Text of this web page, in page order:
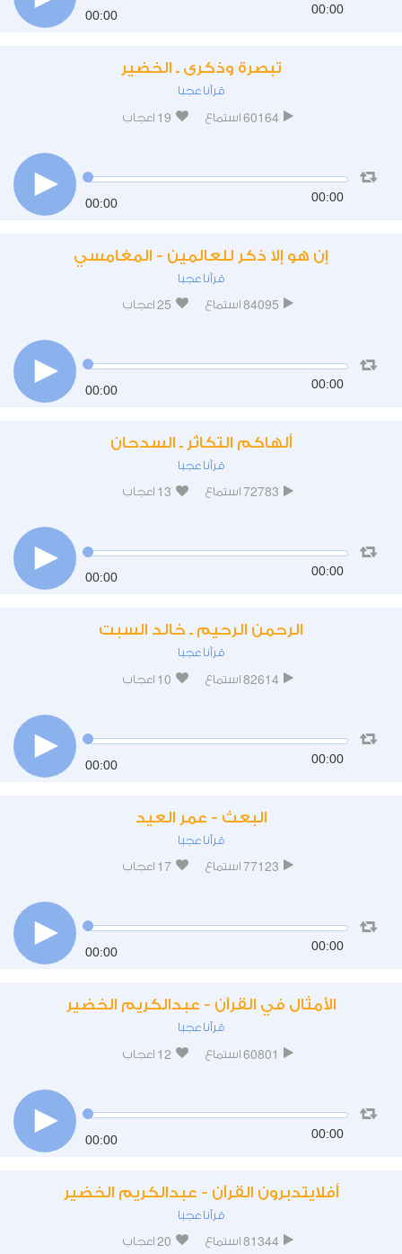
00:00 00:00
تبصرة وذكرى ـ الخضير
قرآنا عجبا
60164 استماع 19 اعجاب
00:00 00:00
إن هو إلا ذكر للعالمين - المغامسي
قرآنا عجبا
84095 استماع 25 اعجاب
00:00 00:00
ألهاكم التكاثر ـ السدحان
قرآنا عجبا
72783 استماع 13 اعجاب
00:00 00:00
الرحمن الرحيم ـ خالد السبت
قرآنا عجبا
82614 استماع 10 اعجاب
00:00 00:00
البعث - عمر العيد
قرآنا عجبا
77123 استماع 17 اعجاب
00:00 00:00
الأمثال في القرآن - عبدالكريم الخضير
قرآنا عجبا
60801 استماع 12 اعجاب
00:00 00:00
أفلايتدبرون القرآن - عبدالكريم الخضير
قرآنا عجبا
81344 استماع 20 اعجاب